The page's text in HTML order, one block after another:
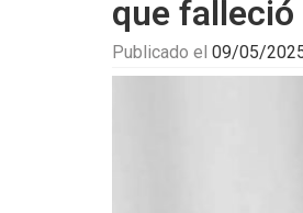
que falleció
Publicado el 09/05/